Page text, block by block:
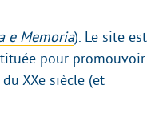
e Memoria). Le site est
pour promouvoir
XXe siècle (et